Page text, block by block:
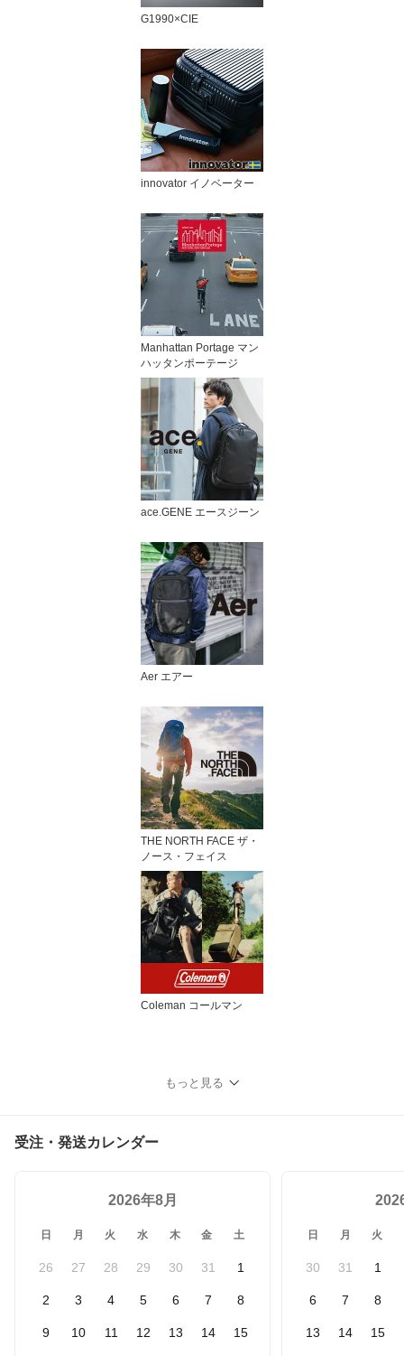
G1990×CIE
innovator イノベーター
Manhattan Portage マン
ハッタンポーテージ
ace.GENE エースジーン
Aer エアー
THE NORTH FACE ザ・
ノース・フェイス
Coleman コールマン
もっと見る
受注・発送カレンダー
2026年8月
日 月 火 水 木 金 土
26 27 28 29 30 31 1
2 3 4 5 6 7 8
9 10 11 12 13 14 15
日 月 火
30 31 1
6 7 8
13 14 15